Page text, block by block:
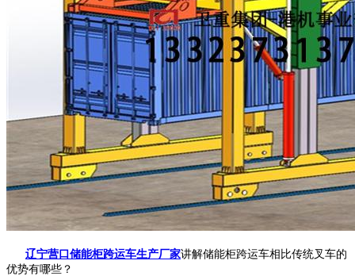
辽宁营口储能柜跨运车生产厂家讲解储能柜跨运车相比传统叉车的
优势有哪些？